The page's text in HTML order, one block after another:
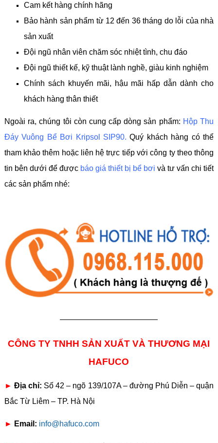
Cam kết hàng chính hãng
Bảo hành sản phẩm từ 12 đến 36 tháng do lỗi của nhà
sản xuất
Đội ngũ nhân viên chăm sóc nhiệt tình, chu đáo
Đội ngũ thiết kế, kỹ thuật lành nghề, giàu kinh nghiệm
Chính sách khuyến mãi, hậu mãi hấp dẫn dành cho
khách hàng thân thiết
Ngoài ra, chúng tôi còn cung cấp dòng sản phẩm: Hộp Thu
Đáy Vuông Bể Bơi Kripsol SIP90. Quý khách hàng có thể
tham khảo thêm hoặc liên hệ trực tiếp với công ty theo thông
tin bên dưới để được báo giá thiết bị bể bơi và tư vấn chi tiết
các sản phẩm nhé:
————————————–
CÔNG TY TNHH SẢN XUẤT VÀ THƯƠNG MẠI
HAFUCO
► Địa chỉ: Số 42 – ngõ 139/107A – đường Phú Diễn – quận
Bắc Từ Liêm – TP. Hà Nội
► Email: info@hafuco.com